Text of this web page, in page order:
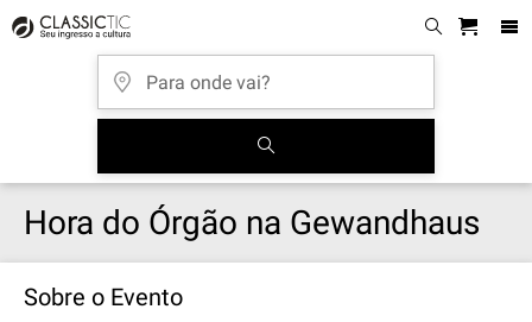
Hora do Órgão na Gewandhaus
Sobre o Evento